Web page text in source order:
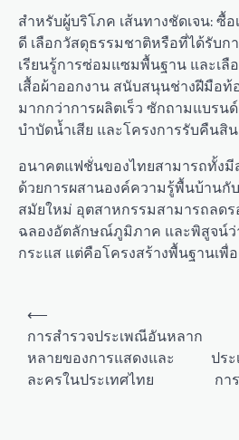
สำหรับผู้บริโภค เส้นทางชัดเจน: ซื้
ดี เลือกวัสดุธรรมชาติหรือที่ได้รับก
เรียนรู้การซ่อมแซมพื้นฐาน และเลื
เสื้อผ้าออกงาน สนับสนุนช่างฝีมือ
มากกว่าการผลิตเร็ว ซักถามแบรน
บำบัดน้ำเสีย และโครงการรับคืนสิ
อนาคตแฟชั่นของไทยสามารถทั้งมี
ด้วยการผสานองค์ความรู้พื้นบ้านกั
สมัยใหม่ อุตสาหกรรมสามารถลดร
ฉลองอัตลักษณ์ภูมิภาค และพิสูจน์ว่
กระแส แต่คือโครงสร้างพื้นฐานเพื่
⟵
การสำรวจประเพณีอันหลาก
หลายของการแสดงและ
ละครในประเทศไทย
ปร
กา